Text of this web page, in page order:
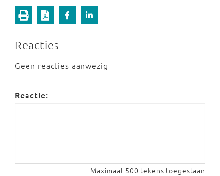
Reacties
Geen reacties aanwezig
Reactie:
Maximaal 500 tekens toegestaan